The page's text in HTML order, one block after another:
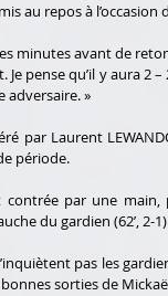
au repos à l’occasion
pense qu’il y aura 2
adversaire. »
par Laurent
période.
par une main,
du gardien (62’, 2-
pas les
sorties de